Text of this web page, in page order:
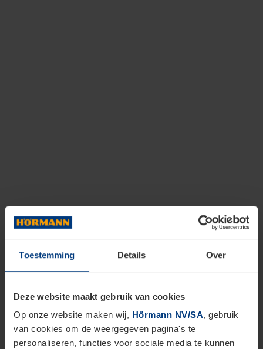
Toestemming Details Over
Deze website maakt gebruik van cookies
Op onze website maken wij, Hörmann NV/SA, gebruik
van cookies om de weergegeven pagina's te
personaliseren, functies voor sociale media te kunnen